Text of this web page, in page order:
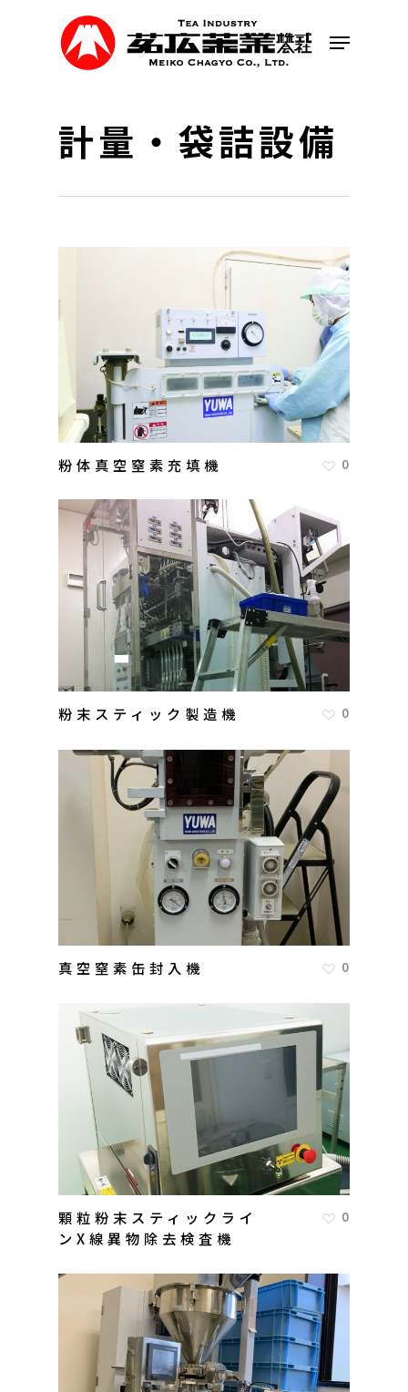
Menu
計量・袋詰設備
粉体真空窒素充填機 0
粉末スティック製造機 0
真空窒素缶封入機 0
顆粒粉末スティックライ
ンX線異物除去検査機
0